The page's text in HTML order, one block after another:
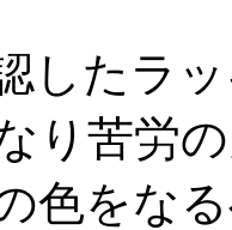
したラ
り苦労
色をな